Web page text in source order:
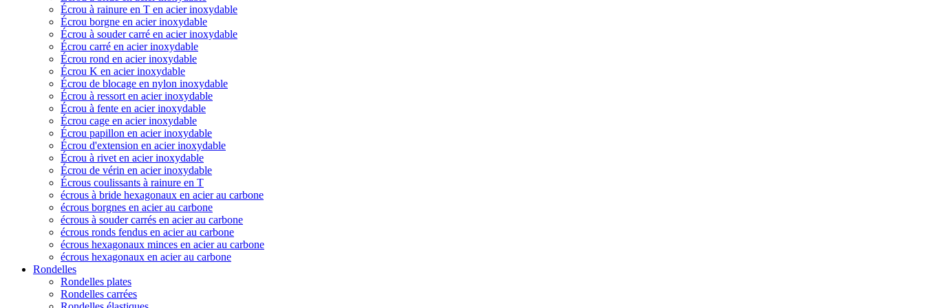
Écrou à rainure en T en acier inoxydable
Écrou borgne en acier inoxydable
Écrou à souder carré en acier inoxydable
Écrou carré en acier inoxydable
Écrou rond en acier inoxydable
Écrou K en acier inoxydable
Écrou de blocage en nylon inoxydable
Écrou à ressort en acier inoxydable
Écrou à fente en acier inoxydable
Écrou cage en acier inoxydable
Écrou papillon en acier inoxydable
Écrou d'extension en acier inoxydable
Écrou à rivet en acier inoxydable
Écrou de vérin en acier inoxydable
Écrous coulissants à rainure en T
écrous à bride hexagonaux en acier au carbone
écrous borgnes en acier au carbone
écrous à souder carrés en acier au carbone
écrous ronds fendus en acier au carbone
écrous hexagonaux minces en acier au carbone
écrous hexagonaux en acier au carbone
Rondelles
Rondelles plates
Rondelles carrées